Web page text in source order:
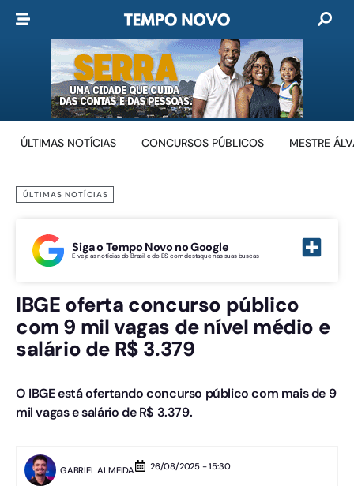
ÚLTIMAS NOTÍCIAS CONCURSOS PÚBLICOS MESTRE
ÚLTIMAS NOTÍCIAS
Siga o Tempo Novo no Google
E veja as notícias do Brasil e do ES com destaque nas suas buscas
IBGE oferta concurso público
com 9 mil vagas de nível médio e
salário de R$ 3.379
O IBGE está ofertando concurso público com mais de 9
mil vagas e salário de R$ 3.379.
GABRIEL ALMEIDA 26/08/2025 - 15:30